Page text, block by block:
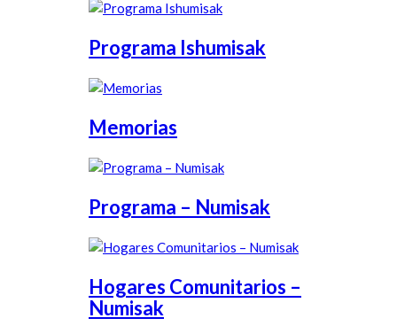
Programa Ishumisak
Memorias
Programa – Numisak
Hogares Comunitarios –
Numisak